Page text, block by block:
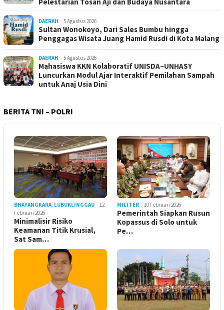
DAERAH 5 Agustus 2026
Sultan Wonokoyo, Dari Sales Bumbu hingga
Penggagas Wisata Juang Hamid Rusdi di Kota Malang
DAERAH 5 Agustus 2026
Mahasiswa KKN Kolaboratif UNISDA–UNHASY
Luncurkan Modul Ajar Interaktif Pemilahan Sampah
untuk Anaj Usia Dini
BERITA TNI – POLRI
BHAYANGKARA, LUBUKLINGGAU
12
Februari 2026
Minimalisir Risiko
Keamanan Titik Krusial,
Sat Sam…
MILITER 10 Februari 2026
Pemerintah Siapkan Rusun
Kopassus di Solo untuk
Pe…